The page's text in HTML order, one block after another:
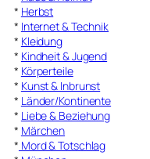
* Herbst
* Internet & Technik
* Kleidung
* Kindheit & Jugend
* Körperteile
* Kunst & Inbrunst
* Länder/Kontinente
* Liebe & Beziehung
* Märchen
* Mord & Totschlag